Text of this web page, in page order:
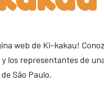
web de Ki-kakau!
los representantes de
São Paulo.